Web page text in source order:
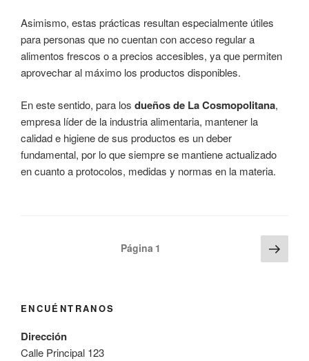
Asimismo, estas prácticas resultan especialmente útiles
para personas que no cuentan con acceso regular a
alimentos frescos o a precios accesibles, ya que permiten
aprovechar al máximo los productos disponibles.
En este sentido, para los dueños de La Cosmopolitana,
empresa líder de la industria alimentaria, mantener la
calidad e higiene de sus productos es un deber
fundamental, por lo que siempre se mantiene actualizado
en cuanto a protocolos, medidas y normas en la materia.
Página 1
ENCUÉNTRANOS
Dirección
Calle Principal 123